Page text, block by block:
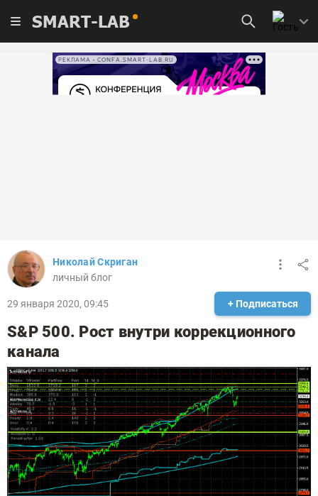
SMART-LAB
РЕКЛАМА • CONFA.SMART-LAB.RU
Николай Скриган
личный блог
29 января 2020, 09:45 + Подписаться
S&P 500. Рост внутри коррекционного
канала